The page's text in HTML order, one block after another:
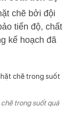
chẽ bởi đội
tiến độ, chất
kế hoạch đã
trong suốt quá